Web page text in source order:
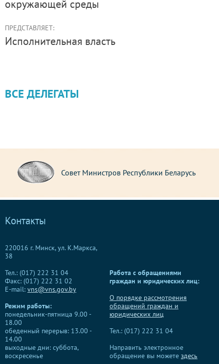
окружающей среды
ПРЕДСТАВЛЯЕТ:
Иcполнительная власть
ВСЕ ДЕЛЕГАТЫ
Совет Министров Республики Беларусь
Контакты
220016 г. Минск, ул. К.Маркса,
38
Тел.: (017) 222 31 04
Факс: (017) 222 31 02
E-mail: vns@vns.gov.by
Режим работы:
понедельник-пятница 9.00 -
18.00
обеденный перерыв: 13.00 -
14.00
выходные дни: суббота,
воскресенье
Работа с обращениями
граждан и юридических лиц:
О порядке рассмотрения
обращений граждан и
юридических лиц
Тел.: (017) 222 31 04
Направить электронное
обращение вы можете здесь